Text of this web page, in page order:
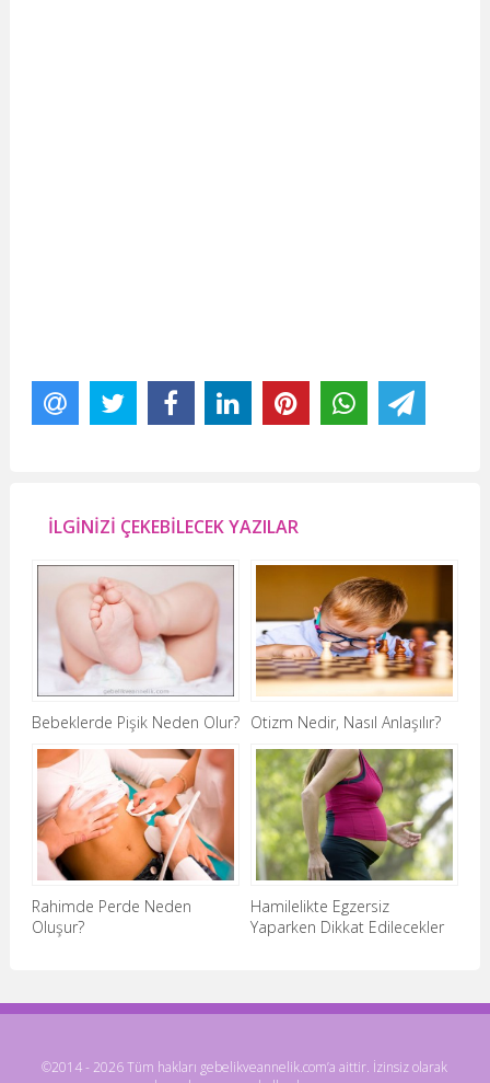
İLGİNİZİ ÇEKEBİLECEK YAZILAR
Bebeklerde Pişik Neden Olur? Otizm Nedir, Nasıl Anlaşılır?
Rahimde Perde Neden
Oluşur?
Hamilelikte Egzersiz
Yaparken Dikkat Edilecekler
©2014 - 2026 Tüm hakları gebelikveannelik.com’a aittir. İzinsiz olarak